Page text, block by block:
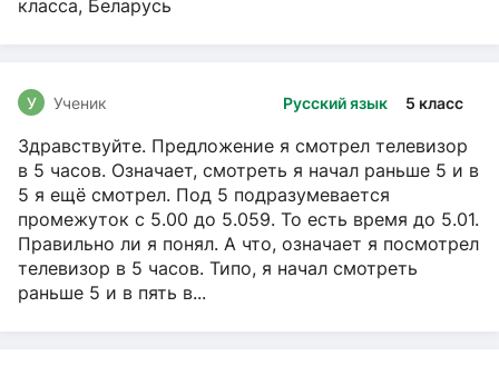
класса, Беларусь
Русский язык 5 класс
У Ученик
Здравствуйте. Предложение я смотрел телевизор
в 5 часов. Означает, смотреть я начал раньше 5 и в
5 я ещё смотрел. Под 5 подразумевается
промежуток с 5.00 до 5.059. То есть время до 5.01.
Правильно ли я понял. А что, означает я посмотрел
телевизор в 5 часов. Типо, я начал смотреть
раньше 5 и в пять в...